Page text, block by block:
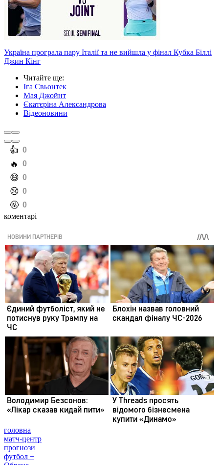
Україна програла пару Італії та не вийшла у фінал Кубка Біллі
Джин Кінг
Читайте ще:
Іга Свьонтек
Мая Джойнт
Єкатєріна Александрова
Відеоновини
️👍 0
️🔥 0
️😄 0
️😢 0
️🤬 0
коментарі
головна
матч-центр
прогнози
футбол +